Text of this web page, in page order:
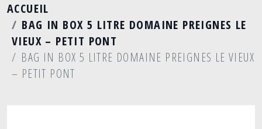
ACCUEIL
BAG IN BOX 5 LITRE DOMAINE PREIGNES LE
VIEUX – PETIT PONT
BAG IN BOX 5 LITRE DOMAINE PREIGNES LE VIEUX
– PETIT PONT